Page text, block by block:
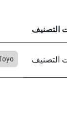
التصنيف
التصنيف